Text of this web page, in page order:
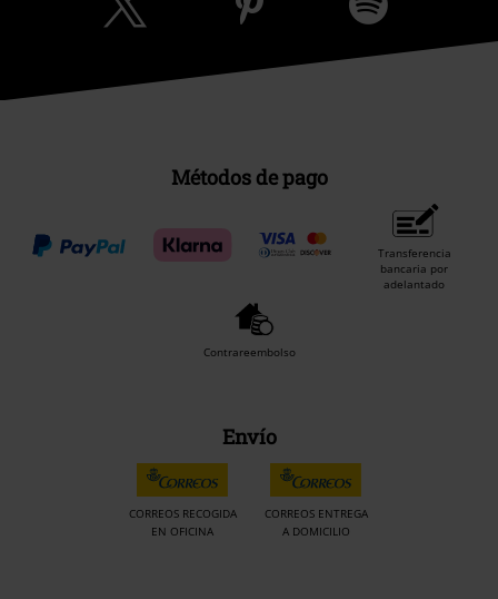
Métodos de pago
Transferencia
bancaria por
adelantado
Contrareembolso
Envío
CORREOS RECOGIDA
EN OFICINA
CORREOS ENTREGA
A DOMICILIO